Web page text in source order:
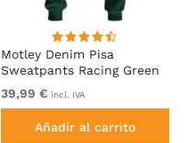
Motley Denim Pisa
Sweatpants Racing Green
39,99 € incl. IVA
Añadir al carrito